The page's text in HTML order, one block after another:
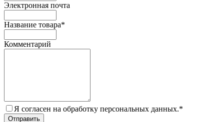
Электронная почта
Название товара*
Комментарий
Я согласен на обработку персональных данных.*